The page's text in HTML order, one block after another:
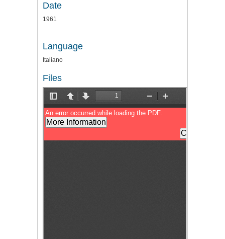
Date
1961
Language
Italiano
Files